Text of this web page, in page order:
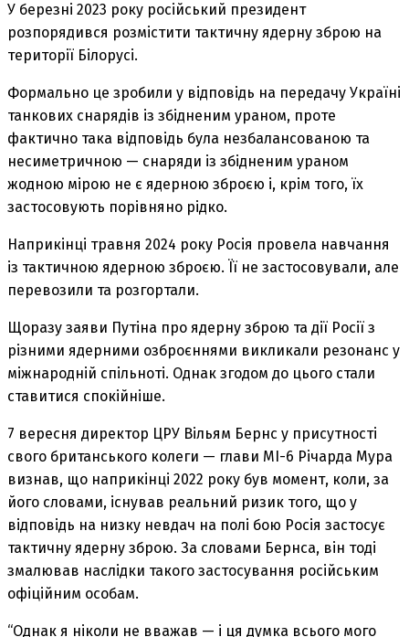
У березні 2023 року російський президент
розпорядився розмістити тактичну ядерну зброю на
території Білорусі.
Формально це зробили у відповідь на передачу Україні
танкових снарядів із збідненим ураном, проте
фактично така відповідь була незбалансованою та
несиметричною — снаряди із збідненим ураном
жодною мірою не є ядерною зброєю і, крім того, їх
застосовують порівняно рідко.
Наприкінці травня 2024 року Росія провела навчання
із тактичною ядерною зброєю. Її не застосовували, але
перевозили та розгортали.
Щоразу заяви Путіна про ядерну зброю та дії Росії з
різними ядерними озброєннями викликали резонанс у
міжнародній спільноті. Однак згодом до цього стали
ставитися спокійніше.
7 вересня директор ЦРУ Вільям Бернс у присутності
свого британського колеги — глави МІ-6 Річарда Мура
визнав, що наприкінці 2022 року був момент, коли, за
його словами, існував реальний ризик того, що у
відповідь на низку невдач на полі бою Росія застосує
тактичну ядерну зброю. За словами Бернса, він тоді
змалював наслідки такого застосування російським
офіційним особам.
“Однак я ніколи не вважав — і ця думка всього мого